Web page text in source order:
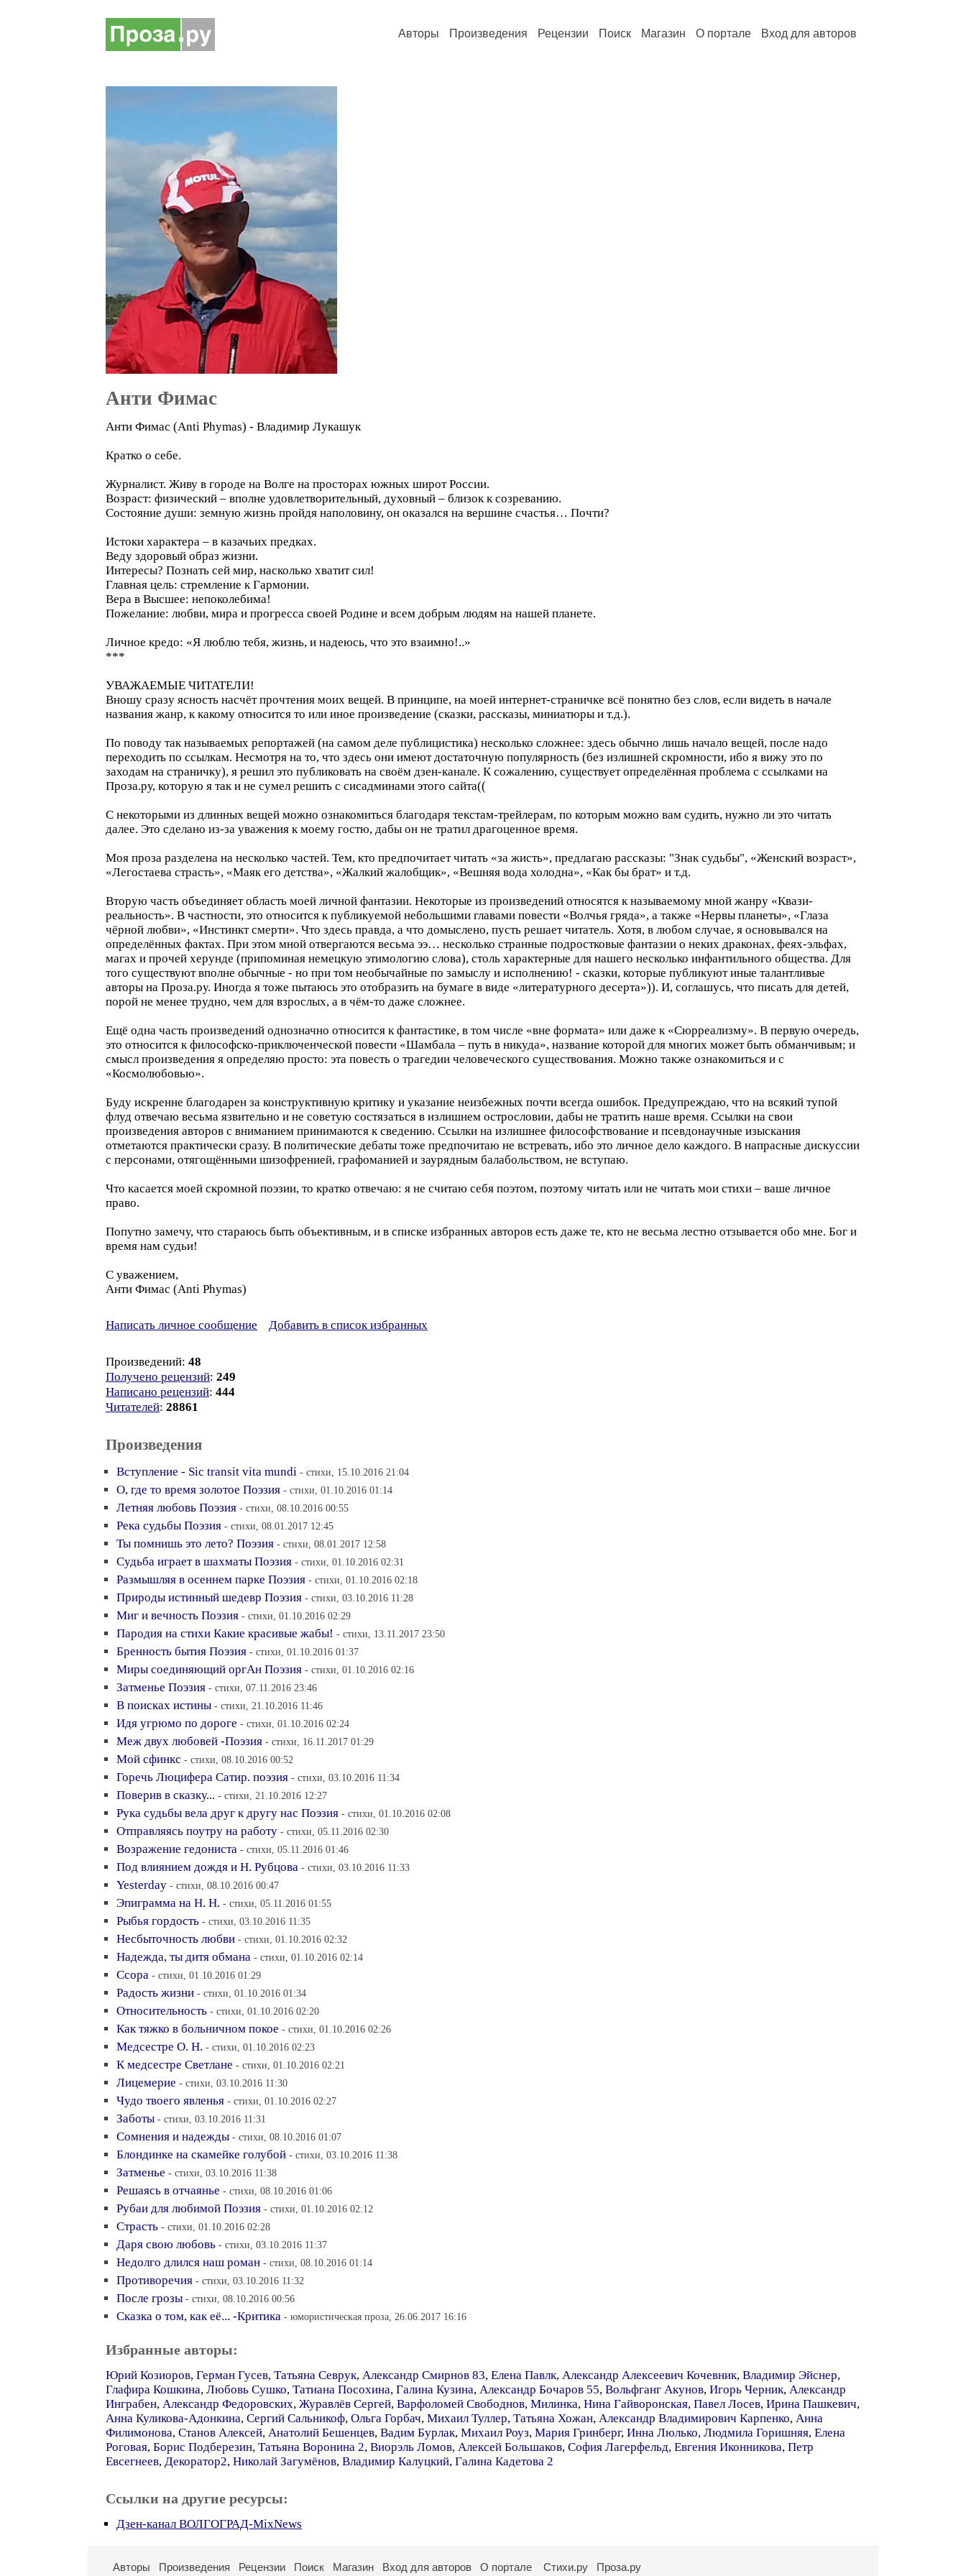
Авторы Произведения Рецензии Поиск Магазин О портале Вход для авторов
Анти Фимас
Анти Фимас (Anti Phymas) - Владимир Лукашук
Кратко о себе.
Журналист. Живу в городе на Волге на просторах южных широт России.
Возраст: физический – вполне удовлетворительный, духовный – близок к созреванию.
Состояние души: земную жизнь пройдя наполовину, он оказался на вершине счастья… Почти?
Истоки характера – в казачьих предках.
Веду здоровый образ жизни.
Интересы? Познать сей мир, насколько хватит сил!
Главная цель: стремление к Гармонии.
Вера в Высшее: непоколебима!
Пожелание: любви, мира и прогресса своей Родине и всем добрым людям на нашей планете.
Личное кредо: «Я люблю тебя, жизнь, и надеюсь, что это взаимно!..»
***
УВАЖАЕМЫЕ ЧИТАТЕЛИ!
Вношу сразу ясность насчёт прочтения моих вещей. В принципе, на моей интернет-страничке всё понятно без слов, если видеть в начале
названия жанр, к какому относится то или иное произведение (сказки, рассказы, миниатюры и т.д.).
По поводу так называемых репортажей (на самом деле публицистика) несколько сложнее: здесь обычно лишь начало вещей, после надо
переходить по ссылкам. Несмотря на то, что здесь они имеют достаточную популярность (без излишней скромности, ибо я вижу это по
заходам на страничку), я решил это публиковать на своём дзен-канале. К сожалению, существует определённая проблема с ссылками на
Проза.ру, которую я так и не сумел решить с сисадминами этого сайта((
С некоторыми из длинных вещей можно ознакомиться благодаря текстам-трейлерам, по которым можно вам судить, нужно ли это читать
далее. Это сделано из-за уважения к моему гостю, дабы он не тратил драгоценное время.
Моя проза разделена на несколько частей. Тем, кто предпочитает читать «за жисть», предлагаю рассказы: "Знак судьбы", «Женский возраст»,
«Легостаева страсть», «Маяк его детства», «Жалкий жалобщик», «Вешняя вода холодна», «Как бы брат» и т.д.
Вторую часть объединяет область моей личной фантазии. Некоторые из произведений относятся к называемому мной жанру «Квази-
реальность». В частности, это относится к публикуемой небольшими главами повести «Волчья гряда», а также «Нервы планеты», «Глаза
чёрной любви», «Инстинкт смерти». Что здесь правда, а что домыслено, пусть решает читатель. Хотя, в любом случае, я основывался на
определённых фактах. При этом мной отвергаются весьма ээ… несколько странные подростковые фантазии о неких драконах, феях-эльфах,
магах и прочей херунде (припоминая немецкую этимологию слова), столь характерные для нашего несколько инфантильного общества. Для
того существуют вполне обычные - но при том необычайные по замыслу и исполнению! - сказки, которые публикуют иные талантливые
авторы на Проза.ру. Иногда я тоже пытаюсь это отобразить на бумаге в виде «литературного десерта»)). И, соглашусь, что писать для детей,
порой не менее трудно, чем для взрослых, а в чём-то даже сложнее.
Ещё одна часть произведений однозначно относится к фантастике, в том числе «вне формата» или даже к «Сюрреализму». В первую очередь,
это относится к философско-приключенческой повести «Шамбала – путь в никуда», название которой для многих может быть обманчивым; и
смысл произведения я определяю просто: эта повесть о трагедии человеческого существования. Можно также ознакомиться и с
«Космолюбовью».
Буду искренне благодарен за конструктивную критику и указание неизбежных почти всегда ошибок. Предупреждаю, что на всякий тупой
флуд отвечаю весьма язвительно и не советую состязаться в излишнем острословии, дабы не тратить наше время. Ссылки на свои
произведения авторов с вниманием принимаются к сведению. Ссылки на излишнее философствование и псевдонаучные изыскания
отметаются практически сразу. В политические дебаты тоже предпочитаю не встревать, ибо это личное дело каждого. В напрасные дискуссии
с персонами, отягощёнными шизофренией, графоманией и заурядным балабольством, не вступаю.
Что касается моей скромной поэзии, то кратко отвечаю: я не считаю себя поэтом, поэтому читать или не читать мои стихи – ваше личное
право.
Попутно замечу, что стараюсь быть объективным, и в списке избранных авторов есть даже те, кто не весьма лестно отзывается обо мне. Бог и
время нам судьи!
С уважением,
Анти Фимас (Anti Phymas)
Написать личное сообщение Добавить в список избранных
Произведений: 48
Получено рецензий: 249
Написано рецензий: 444
Читателей: 28861
Произведения
Вступление - Sic transit vita mundi - стихи, 15.10.2016 21:04
О, где то время золотое Поэзия - стихи, 01.10.2016 01:14
Летняя любовь Поэзия - стихи, 08.10.2016 00:55
Река судьбы Поэзия - стихи, 08.01.2017 12:45
Ты помнишь это лето? Поэзия - стихи, 08.01.2017 12:58
Судьба играет в шахматы Поэзия - стихи, 01.10.2016 02:31
Размышляя в осеннем парке Поэзия - стихи, 01.10.2016 02:18
Природы истинный шедевр Поэзия - стихи, 03.10.2016 11:28
Миг и вечность Поэзия - стихи, 01.10.2016 02:29
Пародия на стихи Какие красивые жабы! - стихи, 13.11.2017 23:50
Бренность бытия Поэзия - стихи, 01.10.2016 01:37
Миры соединяющий оргАн Поэзия - стихи, 01.10.2016 02:16
Затменье Поэзия - стихи, 07.11.2016 23:46
В поисках истины - стихи, 21.10.2016 11:46
Идя угрюмо по дороге - стихи, 01.10.2016 02:24
Меж двух любовей -Поэзия - стихи, 16.11.2017 01:29
Мой сфинкс - стихи, 08.10.2016 00:52
Горечь Люцифера Сатир. поэзия - стихи, 03.10.2016 11:34
Поверив в сказку... - стихи, 21.10.2016 12:27
Рука судьбы вела друг к другу нас Поэзия - стихи, 01.10.2016 02:08
Отправляясь поутру на работу - стихи, 05.11.2016 02:30
Возражение гедониста - стихи, 05.11.2016 01:46
Под влиянием дождя и Н. Рубцова - стихи, 03.10.2016 11:33
Yesterday - стихи, 08.10.2016 00:47
Эпиграмма на Н. Н. - стихи, 05.11.2016 01:55
Рыбья гордость - стихи, 03.10.2016 11:35
Несбыточность любви - стихи, 01.10.2016 02:32
Надежда, ты дитя обмана - стихи, 01.10.2016 02:14
Ссора - стихи, 01.10.2016 01:29
Радость жизни - стихи, 01.10.2016 01:34
Относительность - стихи, 01.10.2016 02:20
Как тяжко в больничном покое - стихи, 01.10.2016 02:26
Медсестре О. Н. - стихи, 01.10.2016 02:23
К медсестре Светлане - стихи, 01.10.2016 02:21
Лицемерие - стихи, 03.10.2016 11:30
Чудо твоего явленья - стихи, 01.10.2016 02:27
Заботы - стихи, 03.10.2016 11:31
Сомнения и надежды - стихи, 08.10.2016 01:07
Блондинке на скамейке голубой - стихи, 03.10.2016 11:38
Затменье - стихи, 03.10.2016 11:38
Решаясь в отчаянье - стихи, 08.10.2016 01:06
Рубаи для любимой Поэзия - стихи, 01.10.2016 02:12
Страсть - стихи, 01.10.2016 02:28
Даря свою любовь - стихи, 03.10.2016 11:37
Недолго длился наш роман - стихи, 08.10.2016 01:14
Противоречия - стихи, 03.10.2016 11:32
После грозы - стихи, 08.10.2016 00:56
Сказка о том, как её... -Критика - юмористическая проза, 26.06.2017 16:16
Избранные авторы:
Юрий Козиоров, Герман Гусев, Татьяна Севрук, Александр Смирнов 83, Елена Павлк, Александр Алексеевич Кочевник, Владимир Эйснер,
Глафира Кошкина, Любовь Сушко, Татиана Посохина, Галина Кузина, Александр Бочаров 55, Вольфганг Акунов, Игорь Черник, Александр
Инграбен, Александр Федоровских, Журавлёв Сергей, Варфоломей Свободнов, Милинка, Нина Гайворонская, Павел Лосев, Ирина Пашкевич,
Анна Куликова-Адонкина, Сергий Сальникоф, Ольга Горбач, Михаил Туллер, Татьяна Хожан, Александр Владимирович Карпенко, Анна
Филимонова, Станов Алексей, Анатолий Бешенцев, Вадим Бурлак, Михаил Роуз, Мария Гринберг, Инна Люлько, Людмила Горишняя, Елена
Роговая, Борис Подберезин, Татьяна Воронина 2, Виорэль Ломов, Алексей Большаков, София Лагерфельд, Евгения Иконникова, Петр
Евсегнеев, Декоратор2, Николай Загумёнов, Владимир Калуцкий, Галина Кадетова 2
Ссылки на другие ресурсы:
Дзен-канал ВОЛГОГРАД-MixNews
Авторы Произведения Рецензии Поиск Магазин Вход для авторов О портале Стихи.ру Проза.ру